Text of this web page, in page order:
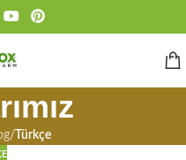
/ Türkçe